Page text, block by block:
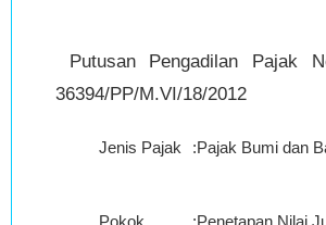
Putusan Pengadilan Pajak
36394/PP/M.VI/18/2012
Jenis Pajak :Pajak Bumi dan